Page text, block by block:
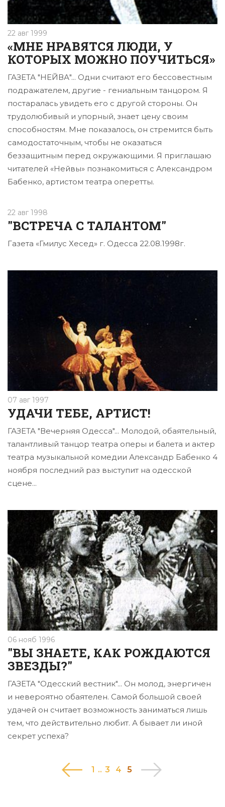
22 авг 1999
«МНЕ НРАВЯТСЯ ЛЮДИ, У
КОТОРЫХ МОЖНО ПОУЧИТЬСЯ»
ГАЗЕТА "НЕЙВА"... Одни считают его бессове­стным
подражателем, другие - гениальным танцором. Я
по­старалась увидеть его с дру­гой стороны. Он
трудолюби­вый и упорный, знает цену своим
способностям. Мне по­казалось, он стремится быть
самодостаточным, чтобы не оказаться
беззащитным пе­ред окружающими. Я пригла­шаю
читателей «Нейвы» по­знакомиться с Александром
Бабенко, артистом театра оперетты.
22 авг 1998
"ВСТРЕЧА С ТАЛАНТОМ"
Газета «Гмилус Хесед» г. Одесса 22.08.1998г.
07 авг 1997
УДАЧИ ТЕБЕ, АРТИСТ!
ГАЗЕТА "Вечерняя Одесса"... Молодой, обаятельный,
талантливый танцор театра оперы и балета и актер
театра музыкальной комедии Александр Бабенко 4
ноября последний раз выступит на одесской
сцене...
06 нояб 1996
"ВЫ ЗНАЕТЕ, КАК РОЖДАЮТСЯ
ЗВЕЗДЫ?"
ГАЗЕТА "Одесский вестник"... Он молод, энергичен
и невероятно обаятелен. Самой большой своей
удачей он считает возможность заниматься лишь
тем, что действительно любит. А бывает ли иной
секрет успеха?
1 .. 3 4 5